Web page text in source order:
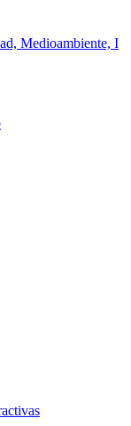
Medioambiente, I